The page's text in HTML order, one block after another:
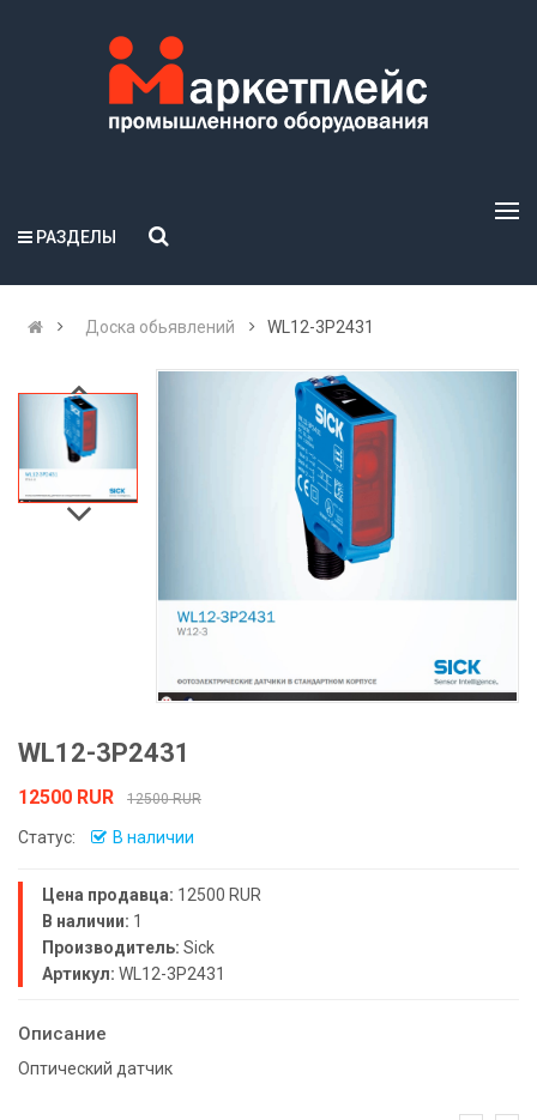
РАЗДЕЛЫ
Доска обьявлений WL12-3P2431
WL12-3P2431
12500 RUR 12500 RUR
Статус: В наличии
Цена продавца: 12500 RUR
В наличии: 1
Производитель: Sick
Артикул: WL12-3P2431
Описание
Оптический датчик